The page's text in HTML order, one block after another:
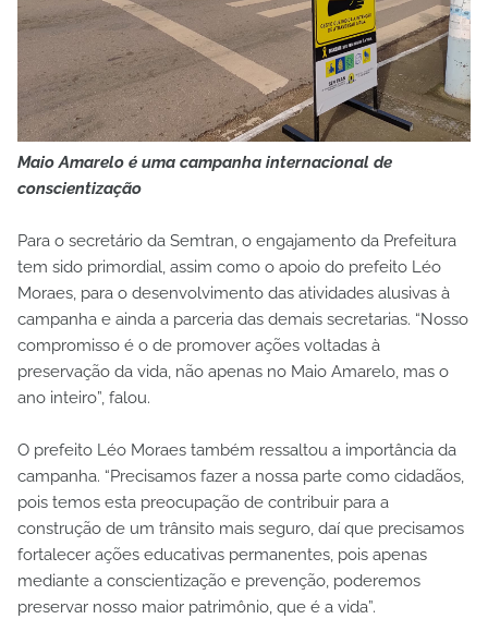
Maio Amarelo é uma campanha internacional de
conscientização
Para o secretário da Semtran, o engajamento da Prefeitura
tem sido primordial, assim como o apoio do prefeito Léo
Moraes, para o desenvolvimento das atividades alusivas à
campanha e ainda a parceria das demais secretarias. “Nosso
compromisso é o de promover ações voltadas à
preservação da vida, não apenas no Maio Amarelo, mas o
ano inteiro”, falou.
O prefeito Léo Moraes também ressaltou a importância da
campanha. “Precisamos fazer a nossa parte como cidadãos,
pois temos esta preocupação de contribuir para a
construção de um trânsito mais seguro, daí que precisamos
fortalecer ações educativas permanentes, pois apenas
mediante a conscientização e prevenção, poderemos
preservar nosso maior patrimônio, que é a vida”.